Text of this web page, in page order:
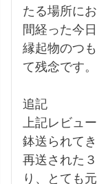
たる場所に
間経った今
縁起物のつ
て残念です。
追記
上記レビュ
鉢送られてき
再送された
り、とても